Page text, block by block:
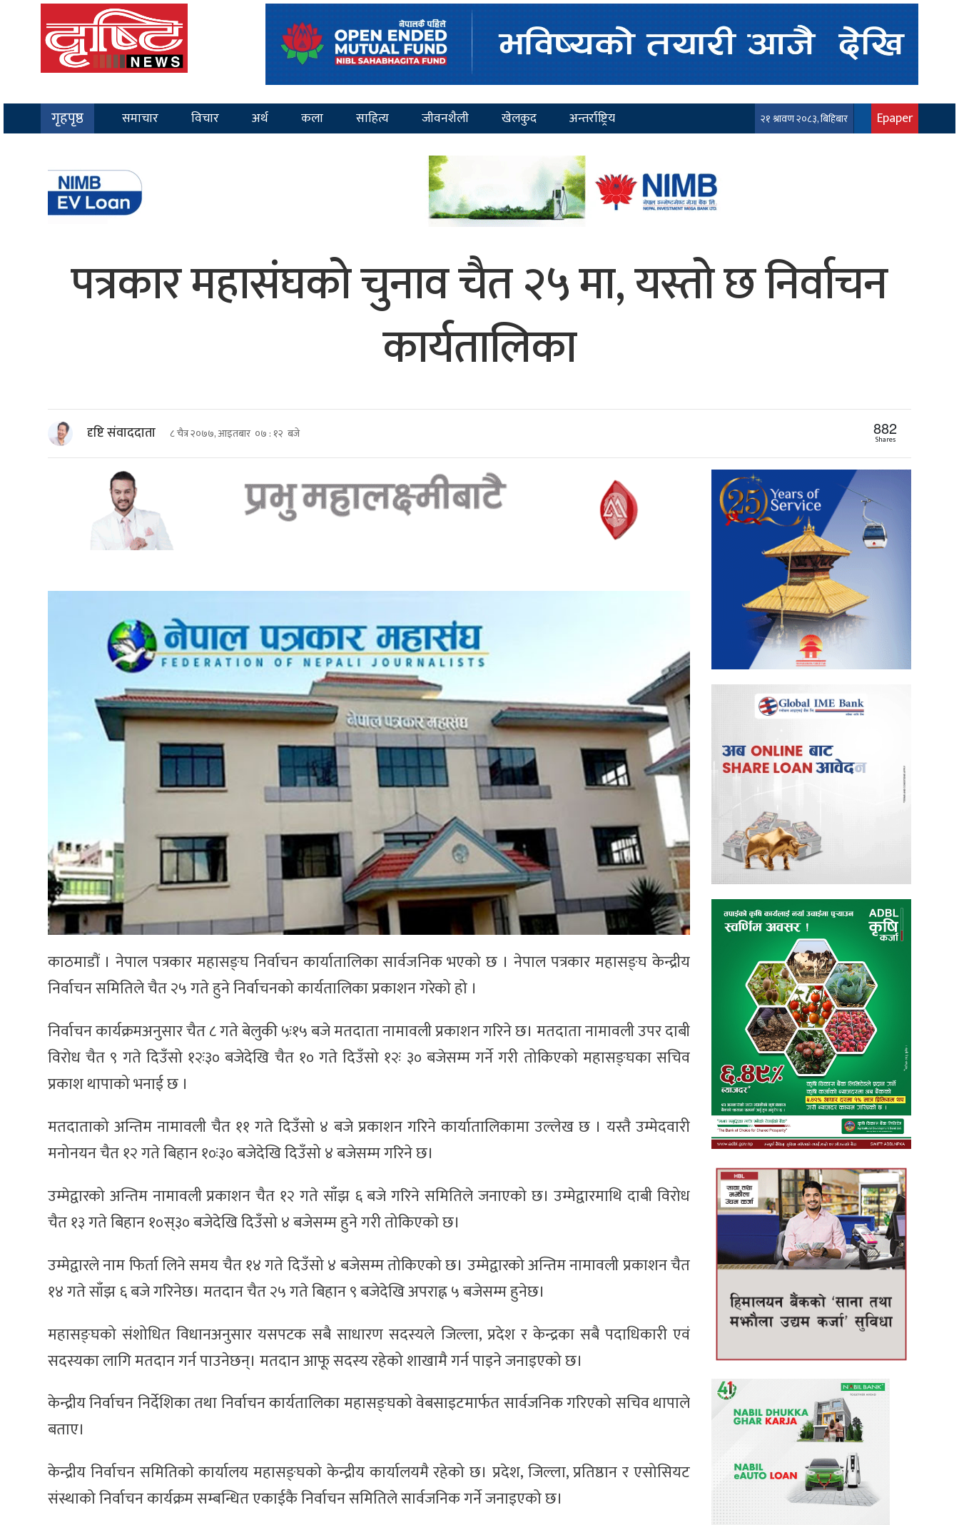
गृहपृष्ठ समाचार विचार अर्थ कला साहित्य जीवनशैली खेलकुद अन्तर्राष्ट्रिय २१ श्रावण २०८३, बिहिबार Epaper
पत्रकार महासंघको चुनाव चैत २५ मा, यस्तो छ निर्वाचन
कार्यतालिका
दृष्टि संवाददाता ८ चैत्र २०७७, आइतबार ०७ : १२ बजे 882
Shares
काठमाडौं । नेपाल पत्रकार महासङ्घ निर्वाचन कार्यातालिका सार्वजनिक भएको छ । नेपाल पत्रकार महासङ्घ केन्द्रीय
निर्वाचन समितिले चैत २५ गते हुने निर्वाचनको कार्यतालिका प्रकाशन गरेको हो ।
निर्वाचन कार्यक्रमअनुसार चैत ८ गते बेलुकी ५ः१५ बजे मतदाता नामावली प्रकाशन गरिने छ। मतदाता नामावली उपर दाबी
विरोध चैत ९ गते दिउँसो १२ः३० बजेदेखि चैत १० गते दिउँसो १२ः ३० बजेसम्म गर्ने गरी तोकिएको महासङ्घका सचिव
प्रकाश थापाको भनाई छ ।
मतदाताको अन्तिम नामावली चैत ११ गते दिउँसो ४ बजे प्रकाशन गरिने कार्यातालिकामा उल्लेख छ । यस्तै उम्मेदवारी
मनोनयन चैत १२ गते बिहान १०ः३० बजेदेखि दिउँसो ४ बजेसम्म गरिने छ।
उम्मेद्वारको अन्तिम नामावली प्रकाशन चैत १२ गते साँझ ६ बजे गरिने समितिले जनाएको छ। उम्मेद्वारमाथि दाबी विरोध
चैत १३ गते बिहान १०स्३० बजेदेखि दिउँसो ४ बजेसम्म हुने गरी तोकिएको छ।
उम्मेद्वारले नाम फिर्ता लिने समय चैत १४ गते दिउँसो ४ बजेसम्म तोकिएको छ। उम्मेद्वारको अन्तिम नामावली प्रकाशन चैत
१४ गते साँझ ६ बजे गरिनेछ। मतदान चैत २५ गते बिहान ९ बजेदेखि अपराह्न ५ बजेसम्म हुनेछ।
महासङ्घको संशोधित विधानअनुसार यसपटक सबै साधारण सदस्यले जिल्ला, प्रदेश र केन्द्रका सबै पदाधिकारी एवं
सदस्यका लागि मतदान गर्न पाउनेछन्। मतदान आफू सदस्य रहेको शाखामै गर्न पाइने जनाइएको छ।
केन्द्रीय निर्वाचन निर्देशिका तथा निर्वाचन कार्यतालिका महासङ्घको वेबसाइटमार्फत सार्वजनिक गरिएको सचिव थापाले
बताए।
केन्द्रीय निर्वाचन समितिको कार्यालय महासङ्घको केन्द्रीय कार्यालयमै रहेको छ। प्रदेश, जिल्ला, प्रतिष्ठान र एसोसियट
संस्थाको निर्वाचन कार्यक्रम सम्बन्धित एकाईकै निर्वाचन समितिले सार्वजनिक गर्ने जनाइएको छ।